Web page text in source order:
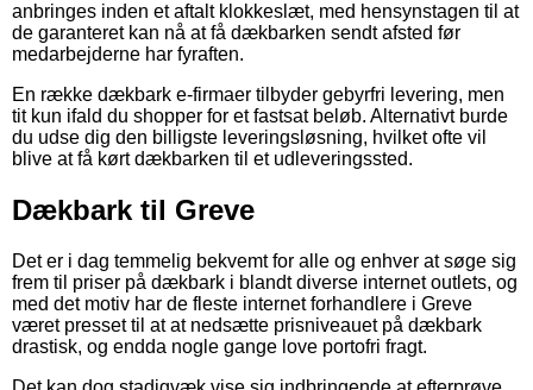
anbringes inden et aftalt klokkeslæt, med hensynstagen til at
de garanteret kan nå at få dækbarken sendt afsted før
medarbejderne har fyraften.
En række dækbark e-firmaer tilbyder gebyrfri levering, men
tit kun ifald du shopper for et fastsat beløb. Alternativt burde
du udse dig den billigste leveringsløsning, hvilket ofte vil
blive at få kørt dækbarken til et udleveringssted.
Dækbark til Greve
Det er i dag temmelig bekvemt for alle og enhver at søge sig
frem til priser på dækbark i blandt diverse internet outlets, og
med det motiv har de fleste internet forhandlere i Greve
været presset til at at nedsætte prisniveauet på dækbark
drastisk, og endda nogle gange love portofri fragt.